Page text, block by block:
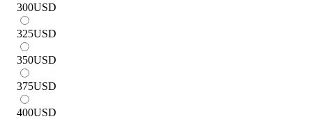
300USD
325USD
350USD
375USD
400USD